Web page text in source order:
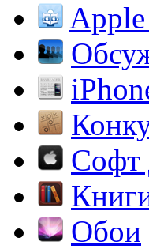
Софт
Обои